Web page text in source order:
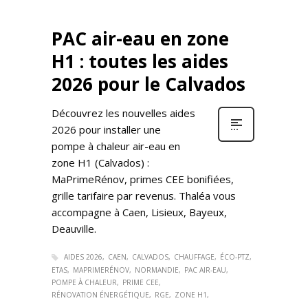
PAC air-eau en zone
H1 : toutes les aides
2026 pour le Calvados
Découvrez les nouvelles aides
2026 pour installer une
pompe à chaleur air-eau en
zone H1 (Calvados) :
MaPrimeRénov, primes CEE bonifiées,
grille tarifaire par revenus. Thaléa vous
accompagne à Caen, Lisieux, Bayeux,
Deauville.
AIDES 2026 CAEN CALVADOS CHAUFFAGE
ÉCO-PTZ
ETAS
MAPRIMERÉNOV NORMANDIE
PAC AIR-EAU
POMPE À CHALEUR
PRIME CEE
RÉNOVATION ÉNERGÉTIQUE
RGE ZONE H1